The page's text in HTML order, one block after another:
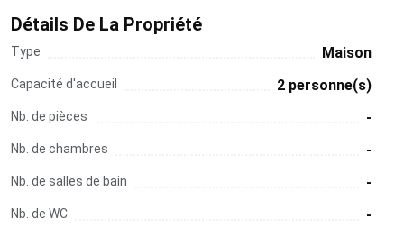
Détails De La Propriété
Type Maison
Capacité d'accueil 2 personne(s)
Nb. de pièces -
Nb. de chambres -
Nb. de salles de bain -
Nb. de WC -